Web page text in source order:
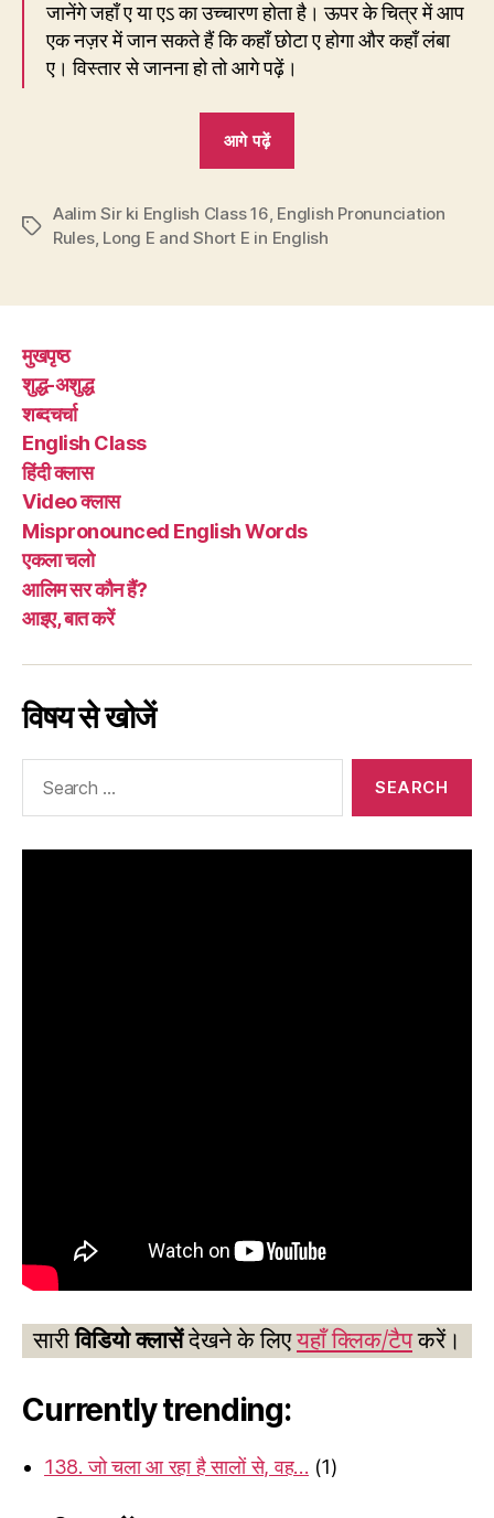
जानेंगे जहाँ ए या एऽ का उच्चारण होता है। ऊपर के चित्र में आप
एक नज़र में जान सकते हैं कि कहाँ छोटा ए होगा और कहाँ लंबा
ए। विस्तार से जानना हो तो आगे पढ़ें।
आगे पढ़ें
बोला
जाता
छोटा
Tags
Aalim Sir ki English Class 16, English Pronunciation
Rules, Long E and Short E in English
मुखपृष्ठ
शुद्ध-अशुद्ध
शब्दचर्चा
English Class
हिंदी क्लास
Video क्लास
Mispronounced English Words
एकला चलो
आलिम सर कौन हैं?
आइए, बात करें
विषय से खोजें
सारीविडियो क्लासेंदेखने के लिएयहाँ क्लिक/टैपकरें।
Currently trending:
138. जो चला आ रहा है सालों से, वह… (1)